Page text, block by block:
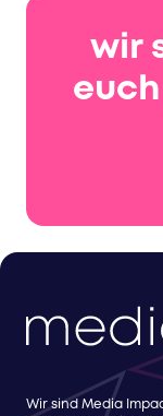
wir
Wir sind Media